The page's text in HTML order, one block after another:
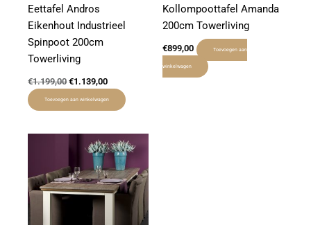
Eettafel Andros
Eikenhout Industrieel
Spinpoot 200cm
Towerliving
€1.199,00 €1.139,00
Toevoegen aan winkelwagen
Kollompoottafel Amanda
200cm Towerliving
€899,00 Toevoegen aan
winkelwagen